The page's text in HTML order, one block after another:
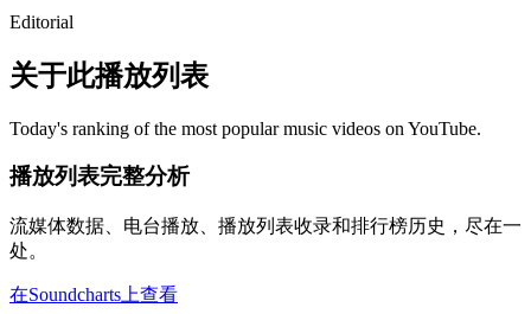
Editorial
关于此播放列表
Today's ranking of the most popular music videos on YouTube.
播放列表完整分析
流媒体数据、电台播放、播放列表收录和排行榜历史，尽在一
处。
在Soundcharts上查看